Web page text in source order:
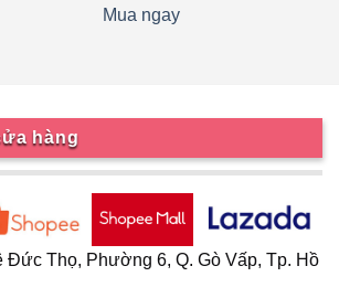
Mua ngay
hàng
Đức Thọ, Phường 6, Q. Gò Vấp, Tp. Hồ